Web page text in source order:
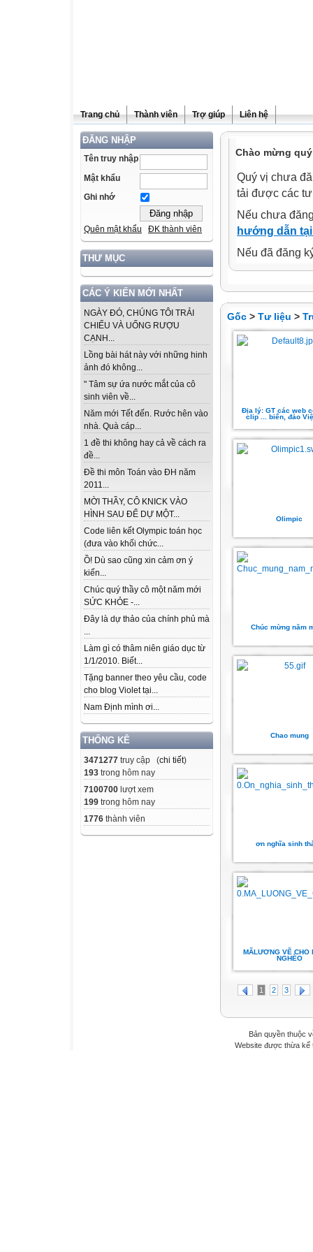
Trang chủ Thành viên Trợ giúp Liên hệ
ĐĂNG NHẬP
Tên truy nhập
Mật khẩu
Ghi nhớ
Quên mật khẩu ĐK thành viên
THƯ MỤC
CÁC Ý KIẾN MỚI NHẤT
NGÀY ĐÓ, CHÚNG TÔI TRẢI
CHIẾU VÀ UỐNG RƯỢU
CẠNH...
Lồng bài hát này với những hinh
ảnh đó không...
" Tâm sự ứa nước mắt của cô
sinh viên về...
Năm mới Tết đến. Rước hên vào
nhà. Quà cáp...
1 đề thi không hay cả về cách ra
đề...
Đề thi môn Toán vào ĐH năm
2011...
MỜI THẦY, CÔ KNICK VÀO
HÌNH SAU ĐỂ DỰ MỘT...
Code liên kết Olympic toán học
(đưa vào khối chức...
Ồ! Dù sao cũng xin cảm ơn ý
kiến...
Chúc quý thầy cô một năm mới
SỨC KHỎE -...
Đây là dự thảo của chính phủ mà
...
Làm gì có thâm niên giáo dục từ
1/1/2010. Biết...
Tặng banner theo yêu cầu, code
cho blog Violet tại...
Nam Định mình ơi...
THỐNG KÊ
3471277 truy cập (chi tiết)
193 trong hôm nay
7100700 lượt xem
199 trong hôm nay
1776 thành viên
Chào mừng
Quý vị chưa
tải được các
Nếu chưa
hướng dẫn
Nếu đã đăng
Gốc > Tư liệu >
Địa lý: GT các web
clip ... biển, đảo
Olimpic
Chúc mừng năm
Chao mung
ơn nghĩa sinh
MÃLƯƠNG VẼ CHO
NGHÈO
1 2 3
Bản quyền thuộc
Website được thừa